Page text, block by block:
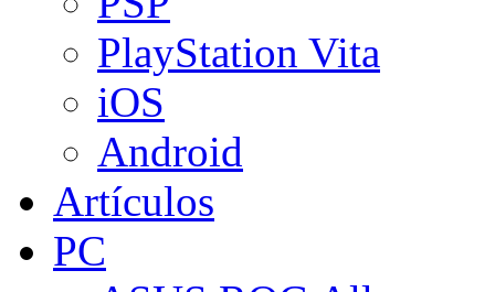
PlayStation Vita
iOS
Android
Artículos
PC